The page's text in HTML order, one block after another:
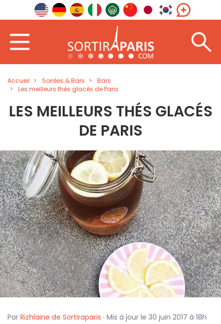
Accueil Soirées & Bars
Bars
Les meilleurs thés glacés de Paris
LES MEILLEURS THÉS GLACÉS
DE PARIS
Par Rizhlaine de Sortiraparis · Mis à jour le 30 juin 2017 à 18h